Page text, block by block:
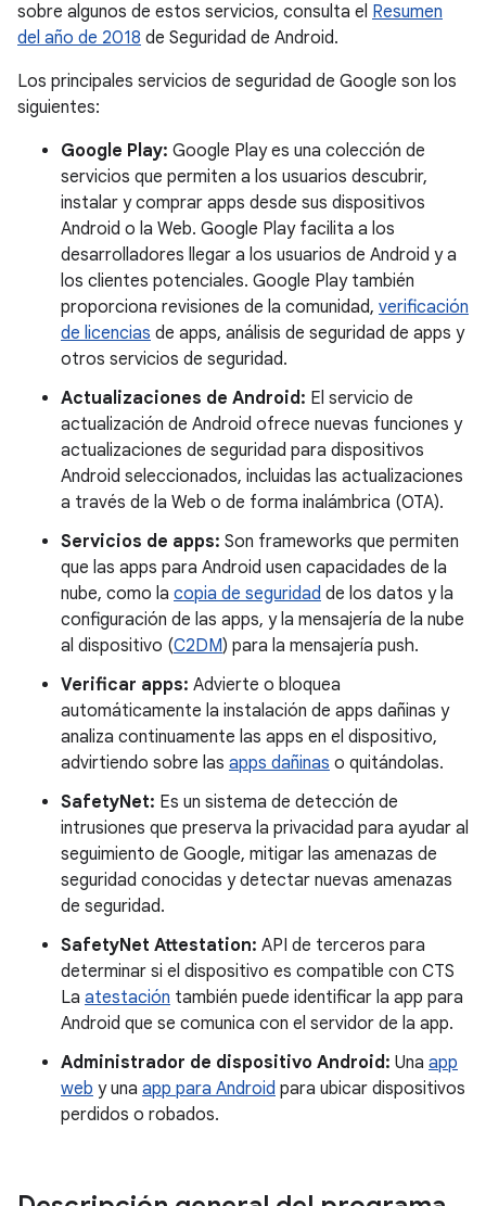
sobre algunos de estos servicios, consulta el Resumen
del año de 2018 de Seguridad de Android.
Los principales servicios de seguridad de Google son los
siguientes:
Google Play: Google Play es una colección de
servicios que permiten a los usuarios descubrir,
instalar y comprar apps desde sus dispositivos
Android o la Web. Google Play facilita a los
desarrolladores llegar a los usuarios de Android y a
los clientes potenciales. Google Play también
proporciona revisiones de la comunidad, verificación
de licencias de apps, análisis de seguridad de apps y
otros servicios de seguridad.
Actualizaciones de Android: El servicio de
actualización de Android ofrece nuevas funciones y
actualizaciones de seguridad para dispositivos
Android seleccionados, incluidas las actualizaciones
a través de la Web o de forma inalámbrica (OTA).
Servicios de apps: Son frameworks que permiten
que las apps para Android usen capacidades de la
nube, como la copia de seguridad de los datos y la
configuración de las apps, y la mensajería de la nube
al dispositivo (C2DM) para la mensajería push.
Verificar apps: Advierte o bloquea
automáticamente la instalación de apps dañinas y
analiza continuamente las apps en el dispositivo,
advirtiendo sobre las apps dañinas o quitándolas.
SafetyNet: Es un sistema de detección de
intrusiones que preserva la privacidad para ayudar al
seguimiento de Google, mitigar las amenazas de
seguridad conocidas y detectar nuevas amenazas
de seguridad.
SafetyNet Attestation: API de terceros para
determinar si el dispositivo es compatible con CTS
La atestación también puede identificar la app para
Android que se comunica con el servidor de la app.
Administrador de dispositivo Android: Una app
web y una app para Android para ubicar dispositivos
perdidos o robados.